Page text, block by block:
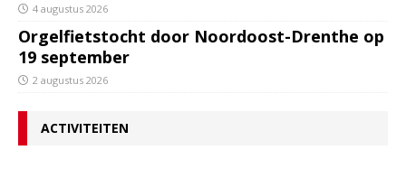
4 augustus 2026
Orgelfietstocht door Noordoost-Drenthe op
19 september
2 augustus 2026
ACTIVITEITEN